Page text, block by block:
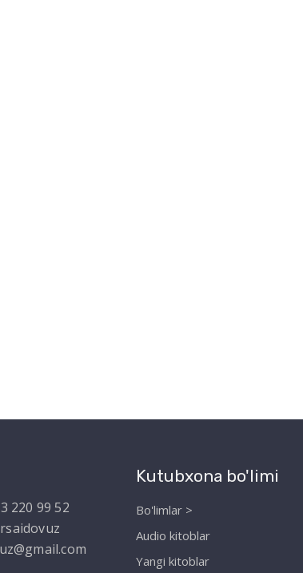
220 99 52
Kutubxona bo'limi
Bo'limlar >
Audio kitoblar
Yangi kitoblar